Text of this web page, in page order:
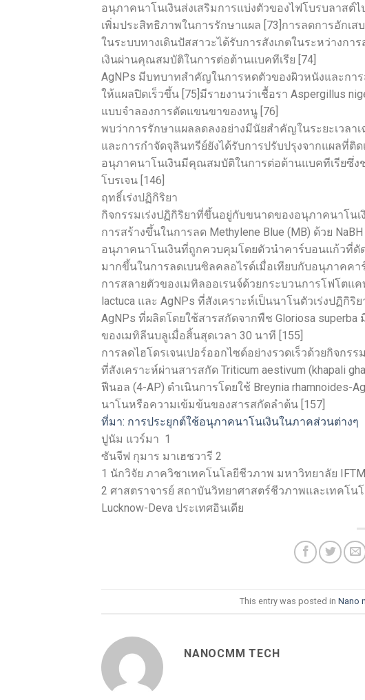
อนุภาคนาโนเงินส่งเสริมการแบ่งตัวของไฟโบรบลาสต์
เพิ่มประสิทธิภาพในการรักษาแผล [73]การลดการอักเ
ในระบบทางเดินปัสสาวะได้รับการสังเกตในระหว่างก
เงินผ่านคุณสมบัติในการต่อต้านแบคทีเรีย [74]
AgNPs มีบทบาทสำคัญในการหดตัวของผิวหนังและกา
ให้แผลปิดเร็วขึ้น [75]มีรายงานว่าเชื้อรา Aspergillus
แบบจำลองการตัดแขนขาของหนู [76]
พบว่าการรักษาแผลลดลงอย่างมีนัยสำคัญในระยะเวลา
และการกำจัดจุลินทรีย์ยังได้รับการปรับปรุงจากแผลที่ติด
อนุภาคนาโนเงินมีคุณสมบัติในการต่อต้านแบคทีเรียซึ่ง
โบรเจน [146]
ฤทธิ์เร่งปฏิกิริยา
กิจกรรมเร่งปฏิกิริยาที่ขึ้นอยู่กับขนาดของอนุภาคนาโนเงิ
การสร้างขึ้นในการลด Methylene Blue (MB) ด้วย NaBH
อนุภาคนาโนเงินที่ถูกควบคุมโดยตัวนำคาร์บอนแก้วที่ดั
มากขึ้นในการลดเบนซิลคลอไรด์เมื่อเทียบกับอนุภาคคา
การสลายตัวของเมทิลออเรนจ์ด้วยกระบวนการโฟโตแ
lactuca และ AgNPs ที่สังเคราะห์เป็นนาโนตัวเร่งปฏิกิริ
AgNPs ที่ผลิตโดยใช้สารสกัดจากพืช Gloriosa
ของเมทิลีนบลูเมื่อสิ้นสุดเวลา 30 นาที [155]
การลดไฮโดรเจนเปอร์ออกไซด์อย่างรวดเร็วด้วยกิจก
ที่สังเคราะห์ผ่านสารสกัด Triticum aestivum (khapali
ฟีนอล (4-AP) ดำเนินการโดยใช้ Breynia
นาโนหรือความเข้มข้นของสารสกัดลำต้น [157]
ที่มา: การประยุกต์ใช้อนุภาคนาโนเงินในภาคส่วนต่างๆ
ปูนัม แวร์มา 1
ซันจีฟ กุมาร มาเฮชวารี 2
1 นักวิจัย ภาควิชาเทคโนโลยีชีวภาพ มหาวิทยาลัย
2 ศาสตราจารย์ สถาบันวิทยาศาสตร์ชีวภาพและเทคโน
Lucknow-Deva ประเทศอินเดีย
This entry was posted inNano
NANOCMM TECH